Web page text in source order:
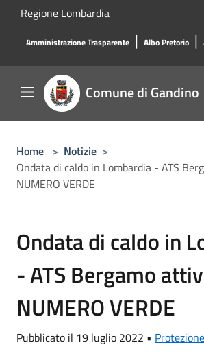
Salta al contenuto principale
Regione Lombardia
Amministrazione Trasparente | Albo Pretorio |
Comune di Gandino
Home > Notizie >
Ondata di caldo in Lombardia - ATS
NUMERO VERDE
Ondata di caldo in
- ATS Bergamo
NUMERO VERDE
Pubblicato il 19 luglio 2022 •